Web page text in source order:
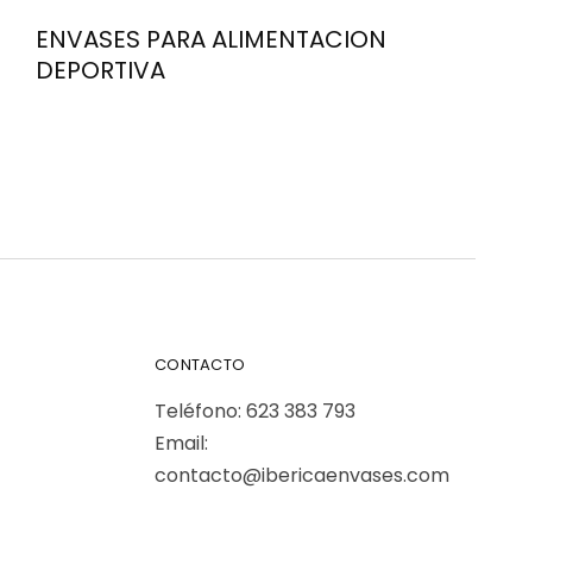
ENVASES PARA ALIMENTACION
DEPORTIVA
CONTACTO
Teléfono: 623 383 793
Email:
contacto@ibericaenvases.com